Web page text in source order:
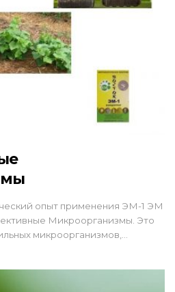
опыт применения ЭМ-1 ЭМ
Микроорганизмы. Это
микроорганизмов,…